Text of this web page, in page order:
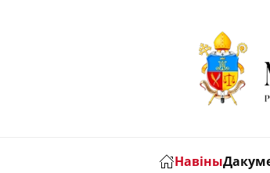
Навіны